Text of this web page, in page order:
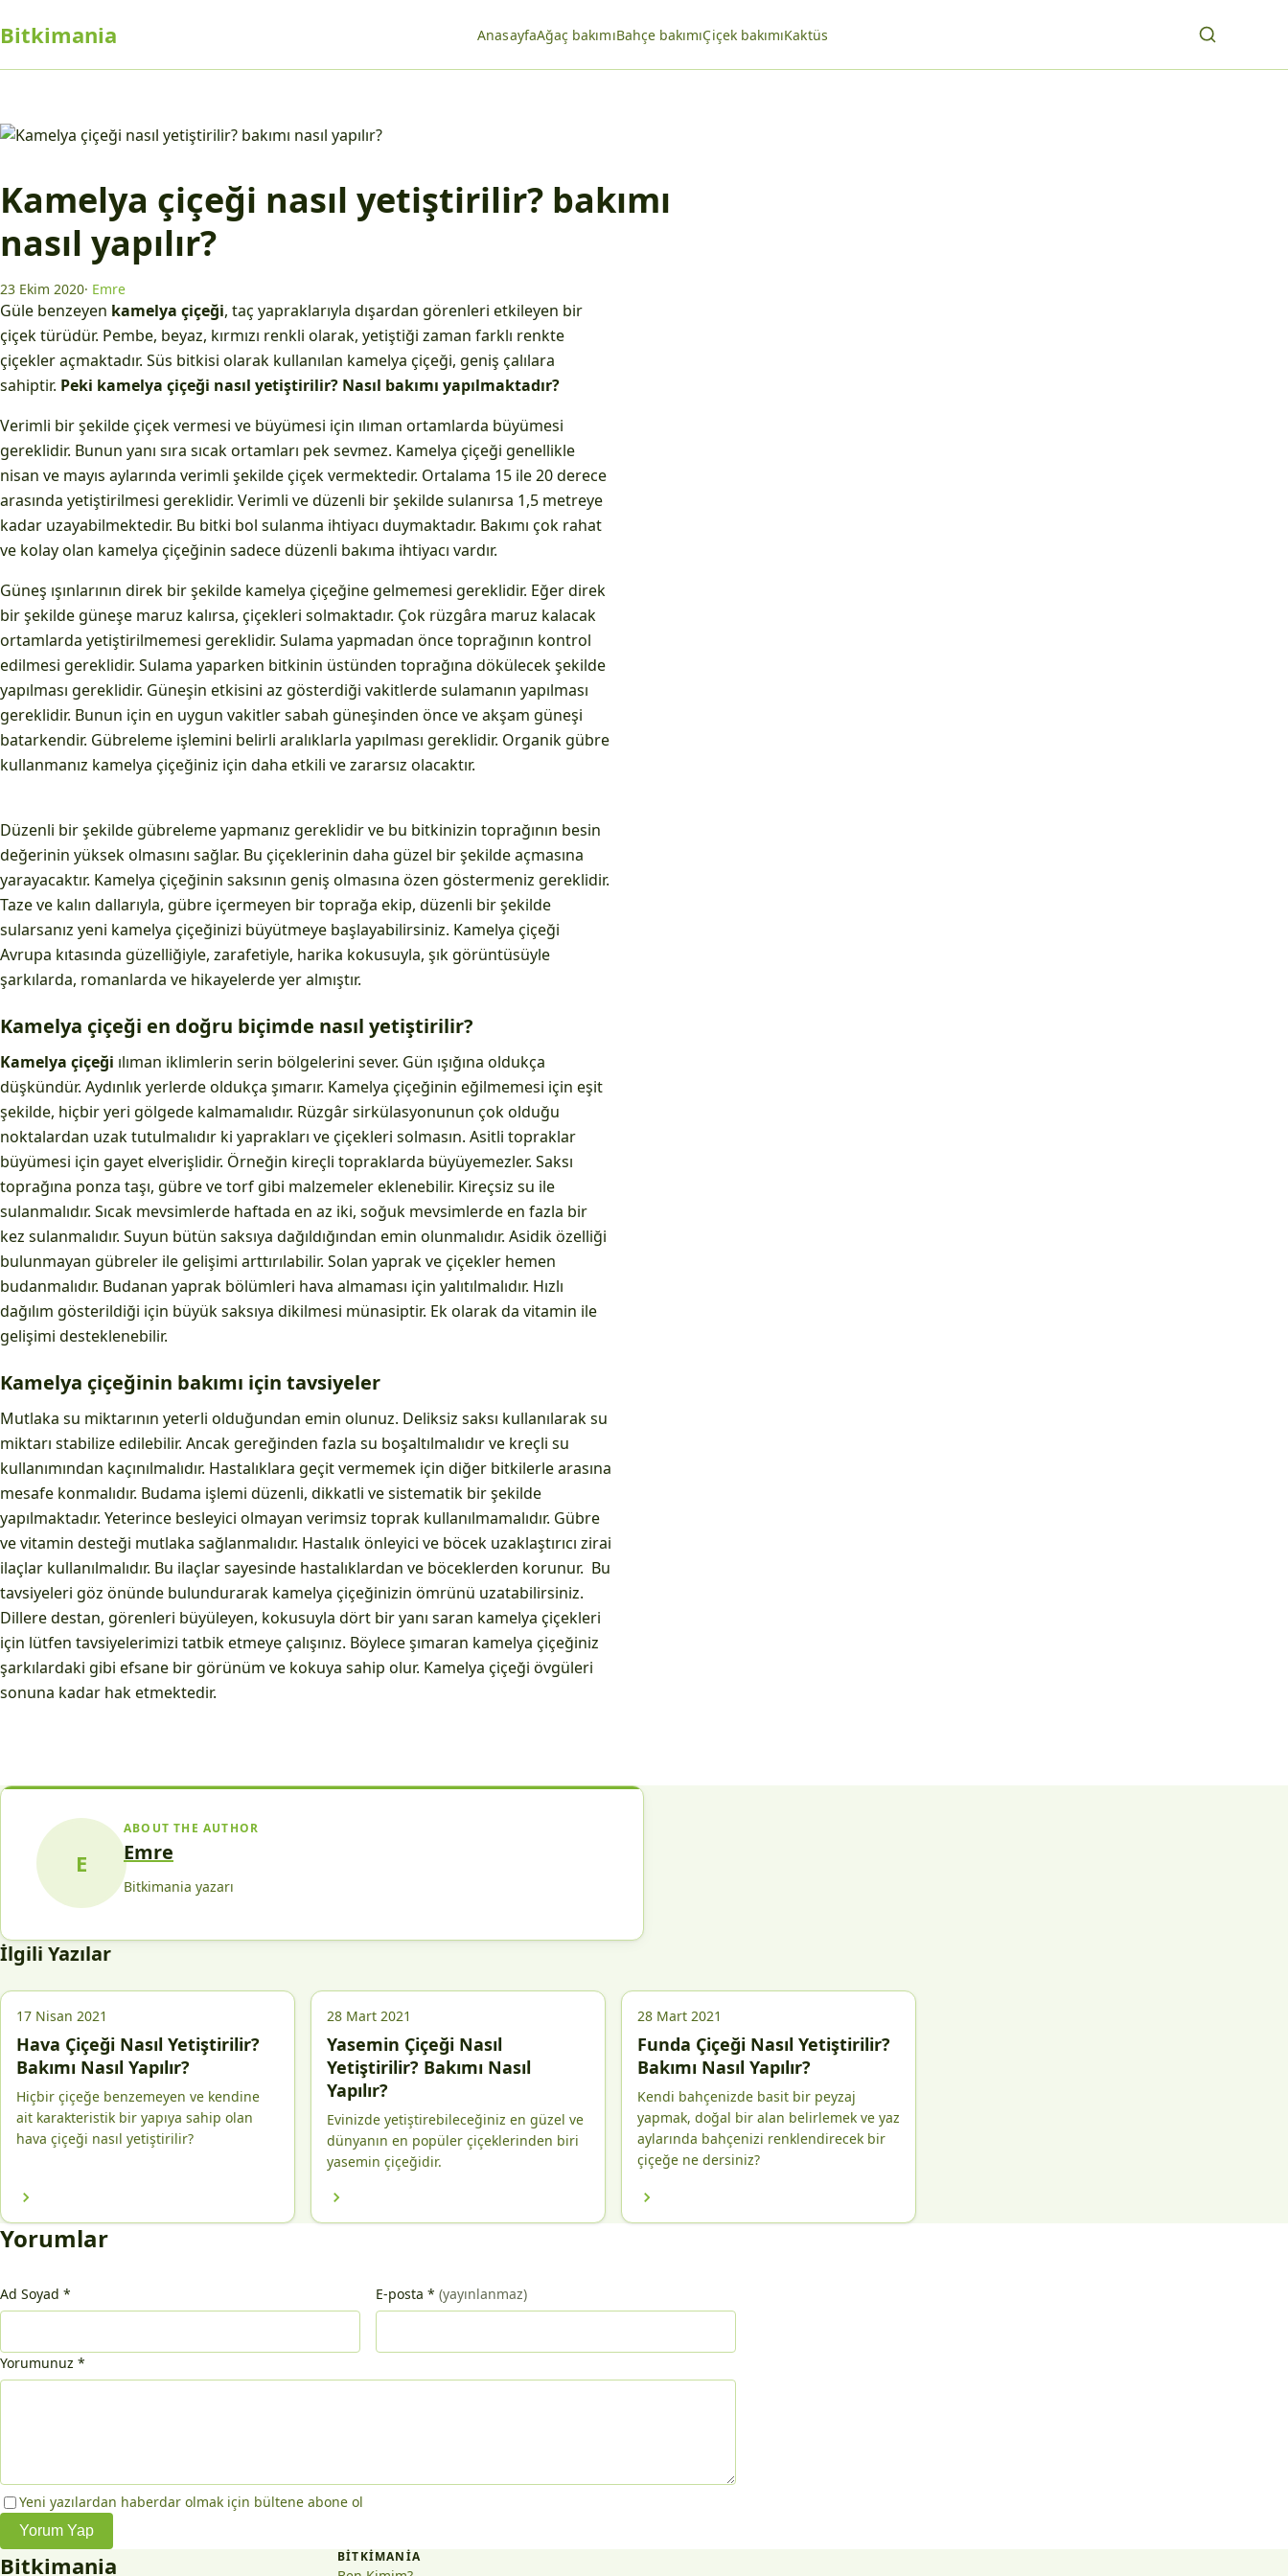
Bitkimania AnasayfaAğaç bakımıBahçe bakımıÇiçek bakımıKaktüs
Kamelya çiçeği nasıl yetiştirilir? bakımı
nasıl yapılır?
23 Ekim 2020· Emre
Güle benzeyen kamelya çiçeği, taç yapraklarıyla dışardan görenleri etkileyen bir
çiçek türüdür. Pembe, beyaz, kırmızı renkli olarak, yetiştiği zaman farklı renkte
çiçekler açmaktadır. Süs bitkisi olarak kullanılan kamelya çiçeği, geniş çalılara
sahiptir. Peki kamelya çiçeği nasıl yetiştirilir? Nasıl bakımı yapılmaktadır?
Verimli bir şekilde çiçek vermesi ve büyümesi için ılıman ortamlarda büyümesi
gereklidir. Bunun yanı sıra sıcak ortamları pek sevmez. Kamelya çiçeği genellikle
nisan ve mayıs aylarında verimli şekilde çiçek vermektedir. Ortalama 15 ile 20 derece
arasında yetiştirilmesi gereklidir. Verimli ve düzenli bir şekilde sulanırsa 1,5 metreye
kadar uzayabilmektedir. Bu bitki bol sulanma ihtiyacı duymaktadır. Bakımı çok rahat
ve kolay olan kamelya çiçeğinin sadece düzenli bakıma ihtiyacı vardır.
Güneş ışınlarının direk bir şekilde kamelya çiçeğine gelmemesi gereklidir. Eğer direk
bir şekilde güneşe maruz kalırsa, çiçekleri solmaktadır. Çok rüzgâra maruz kalacak
ortamlarda yetiştirilmemesi gereklidir. Sulama yapmadan önce toprağının kontrol
edilmesi gereklidir. Sulama yaparken bitkinin üstünden toprağına dökülecek şekilde
yapılması gereklidir. Güneşin etkisini az gösterdiği vakitlerde sulamanın yapılması
gereklidir. Bunun için en uygun vakitler sabah güneşinden önce ve akşam güneşi
batarkendir. Gübreleme işlemini belirli aralıklarla yapılması gereklidir. Organik gübre
kullanmanız kamelya çiçeğiniz için daha etkili ve zararsız olacaktır.
Düzenli bir şekilde gübreleme yapmanız gereklidir ve bu bitkinizin toprağının besin
değerinin yüksek olmasını sağlar. Bu çiçeklerinin daha güzel bir şekilde açmasına
yarayacaktır. Kamelya çiçeğinin saksının geniş olmasına özen göstermeniz gereklidir.
Taze ve kalın dallarıyla, gübre içermeyen bir toprağa ekip, düzenli bir şekilde
sularsanız yeni kamelya çiçeğinizi büyütmeye başlayabilirsiniz. Kamelya çiçeği
Avrupa kıtasında güzelliğiyle, zarafetiyle, harika kokusuyla, şık görüntüsüyle
şarkılarda, romanlarda ve hikayelerde yer almıştır.
Kamelya çiçeği en doğru biçimde nasıl yetiştirilir?
Kamelya çiçeği ılıman iklimlerin serin bölgelerini sever. Gün ışığına oldukça
düşkündür. Aydınlık yerlerde oldukça şımarır. Kamelya çiçeğinin eğilmemesi için eşit
şekilde, hiçbir yeri gölgede kalmamalıdır. Rüzgâr sirkülasyonunun çok olduğu
noktalardan uzak tutulmalıdır ki yaprakları ve çiçekleri solmasın. Asitli topraklar
büyümesi için gayet elverişlidir. Örneğin kireçli topraklarda büyüyemezler. Saksı
toprağına ponza taşı, gübre ve torf gibi malzemeler eklenebilir. Kireçsiz su ile
sulanmalıdır. Sıcak mevsimlerde haftada en az iki, soğuk mevsimlerde en fazla bir
kez sulanmalıdır. Suyun bütün saksıya dağıldığından emin olunmalıdır. Asidik özelliği
bulunmayan gübreler ile gelişimi arttırılabilir. Solan yaprak ve çiçekler hemen
budanmalıdır. Budanan yaprak bölümleri hava almaması için yalıtılmalıdır. Hızlı
dağılım gösterildiği için büyük saksıya dikilmesi münasiptir. Ek olarak da vitamin ile
gelişimi desteklenebilir.
Kamelya çiçeğinin bakımı için tavsiyeler
Mutlaka su miktarının yeterli olduğundan emin olunuz. Deliksiz saksı kullanılarak su
miktarı stabilize edilebilir. Ancak gereğinden fazla su boşaltılmalıdır ve kreçli su
kullanımından kaçınılmalıdır. Hastalıklara geçit vermemek için diğer bitkilerle arasına
mesafe konmalıdır. Budama işlemi düzenli, dikkatli ve sistematik bir şekilde
yapılmaktadır. Yeterince besleyici olmayan verimsiz toprak kullanılmamalıdır. Gübre
ve vitamin desteği mutlaka sağlanmalıdır. Hastalık önleyici ve böcek uzaklaştırıcı zirai
ilaçlar kullanılmalıdır. Bu ilaçlar sayesinde hastalıklardan ve böceklerden korunur. Bu
tavsiyeleri göz önünde bulundurarak kamelya çiçeğinizin ömrünü uzatabilirsiniz.
Dillere destan, görenleri büyüleyen, kokusuyla dört bir yanı saran kamelya çiçekleri
için lütfen tavsiyelerimizi tatbik etmeye çalışınız. Böylece şımaran kamelya çiçeğiniz
şarkılardaki gibi efsane bir görünüm ve kokuya sahip olur. Kamelya çiçeği övgüleri
sonuna kadar hak etmektedir.
E
ABOUT THE AUTHOR
Emre
Bitkimania yazarı
İlgili Yazılar
17 Nisan 2021
Hava Çiçeği Nasıl Yetiştirilir?
Bakımı Nasıl Yapılır?
Hiçbir çiçeğe benzemeyen ve kendine
ait karakteristik bir yapıya sahip olan
hava çiçeği nasıl yetiştirilir?
28 Mart 2021
Yasemin Çiçeği Nasıl
Yetiştirilir? Bakımı Nasıl
Yapılır?
Evinizde yetiştirebileceğiniz en güzel ve
dünyanın en popüler çiçeklerinden biri
yasemin çiçeğidir.
28 Mart 2021
Funda Çiçeği Nasıl Yetiştirilir?
Bakımı Nasıl Yapılır?
Kendi bahçenizde basit bir peyzaj
yapmak, doğal bir alan belirlemek ve yaz
aylarında bahçenizi renklendirecek bir
çiçeğe ne dersiniz?
Yorumlar
Ad Soyad * E-posta * (yayınlanmaz)
Yorumunuz *
Yeni yazılardan haberdar olmak için bültene abone ol
Yorum Yap
Bitkimania BITKIMANIA